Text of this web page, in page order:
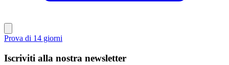
Prova di 14 giorni
Iscriviti alla nostra newsletter